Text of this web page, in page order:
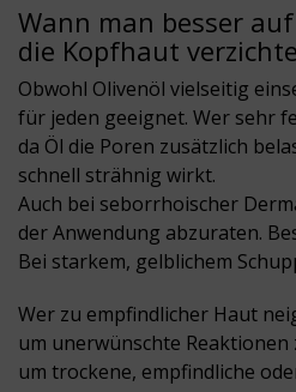
Wann man besser
die Kopfhaut
Obwohl Olivenöl vielseitig
für jeden geeignet. Wer sehr
da Öl die Poren zusätzlich
schnell strähnig wirkt.
Auch bei seborrhoischer
der Anwendung abzuraten.
Bei starkem, gelblichem
Wer zu empfindlicher Haut
um unerwünschte
um trockene, empfindliche